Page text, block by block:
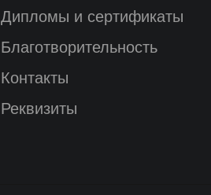
Дипломы и сертификаты
Благотворительность
Контакты
Реквизиты